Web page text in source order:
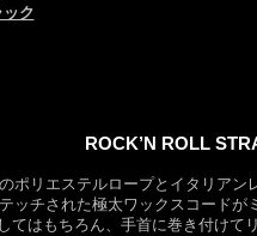
ク
ROCK’N ROLL
ポリエステルロープとイタリア
ッチされた極太ワックスコードが
てはもちろん、手首に巻き付けて